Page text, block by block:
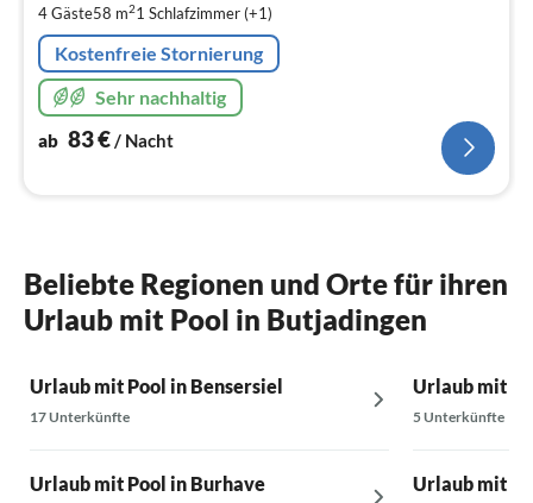
4 Gäste58 m21 Schlafzimmer (+1)
Kostenfreie Stornierung
Sehr nachhaltig
ab 83€/ Nacht
Beliebte Regionen und Orte für ihren
Urlaub mit Pool in Butjadingen
Urlaub mit Pool in Bensersiel
17 Unterkünfte
Urlaub mit Pool in Burhave
Urlaub mit
5 Unterkünfte
Urlaub mit